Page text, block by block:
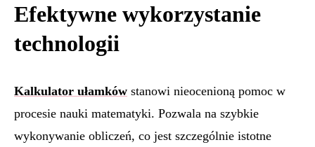
Efektywne wykorzystanie
technologii
Kalkulator ułamków stanowi nieocenioną pomoc w
procesie nauki matematyki. Pozwala na szybkie
wykonywanie obliczeń, co jest szczególnie istotne